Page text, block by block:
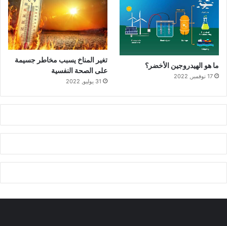
ما هو الهيدروجين الأخضر؟
17 نوفمبر, 2022
تغير المناخ يسبب مخاطر جسيمة
على الصحة النفسية
31 يوليو, 2022